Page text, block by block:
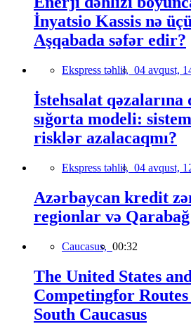
İnyatsio Kassis nə
Aşqabada səfər edir?
Ekspress təhlil, 04 avqust,
İstehsalat qəzalarına
sığorta modeli:
risklər azalacaqmı?
Ekspress təhlil, 04 avqust,
Azərbaycan kredit
regionlar və
Caucasus, 00:32
The United States
Competingfor
South Caucasus